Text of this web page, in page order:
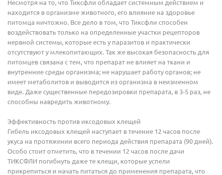
Несмотря на то, что Тиксфли обладает системным действием и
находится в организме животного, его влияние на здоровье
питомца ничтожно. Все дело в том, что Тиксфли способен
воздействовать только на определенные участки рецепторов
нервной системы, которые есть у паразитов и практически
отсутствуют у млекопитающих. Так же высокая безопасность для
питомцев связана с тем, что препарат не влияет на ткани и
внутренние среды организма; не нарушает работу органов; не
имеет метаболитов и выводится из организма в неизменном
виде. Даже существенные передозировки препарата, в 3-5 раз, не
способны навредить животному.
Эффективность против иксодовых клещей
Гибель иксодовых клещей наступает в течение 12 часов после
укуса на протяжении всего периода действия препарата (90 дней).
Особо стоит отметить, что в течении 12 часов после дачи
ТИКСФЛИ погибнуть даже те клещи, которые успели
прикрепиться и начать питаться до применения препарата, что